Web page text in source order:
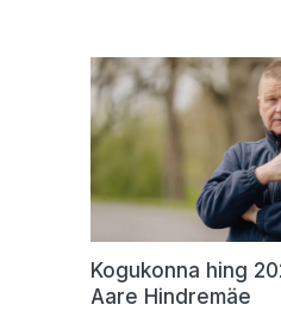
Kogukonna hing
Aare Hindremäe